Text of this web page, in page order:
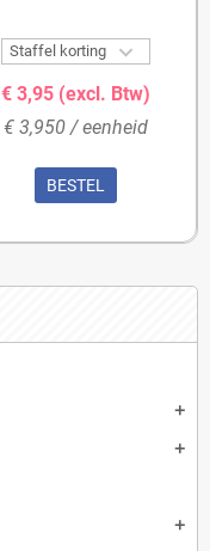
add
add
add
Staffel korting 
€ 3,95 (excl. Btw)
€ 3,950 / eenheid
BESTEL